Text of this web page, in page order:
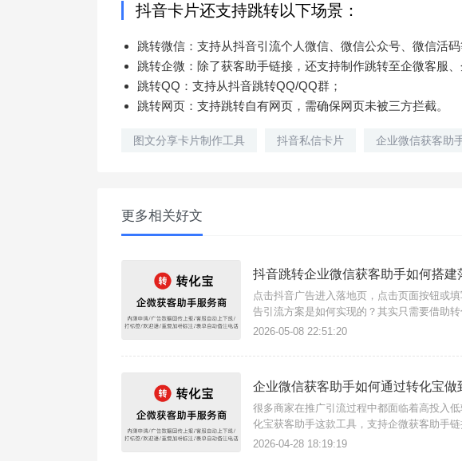
抖音卡片还支持跳转以下场景：
跳转微信：支持从抖音引流个人微信、微信公众号、微信活码
跳转企微：除了获客助手链接，还支持制作跳转至企微客服
跳转QQ：支持从抖音跳转QQ/QQ群；
跳转网页：支持跳转自有网页，需确保网页未被三方拦截。
图文分享卡片制作工具 抖音私信卡片 企业微信获客助
更多相关好文
抖音跳转企业微信获客助手如何搭建
点击抖音广告进入落地页，点击页面按钮或
告引流方案是如何实现的？其实只需要借助
手支持任意场景点击链接跳转企微页面，结
2026-05-08 22:51:20
企业微信获客助手如何通过转化宝做
很多商家在推广引流过程中都面临着高投入
化宝获客助手这款工具，支持企微获客助手
能，下面我们看企业微信获客助手如何通过
2026-04-28 18:19:19